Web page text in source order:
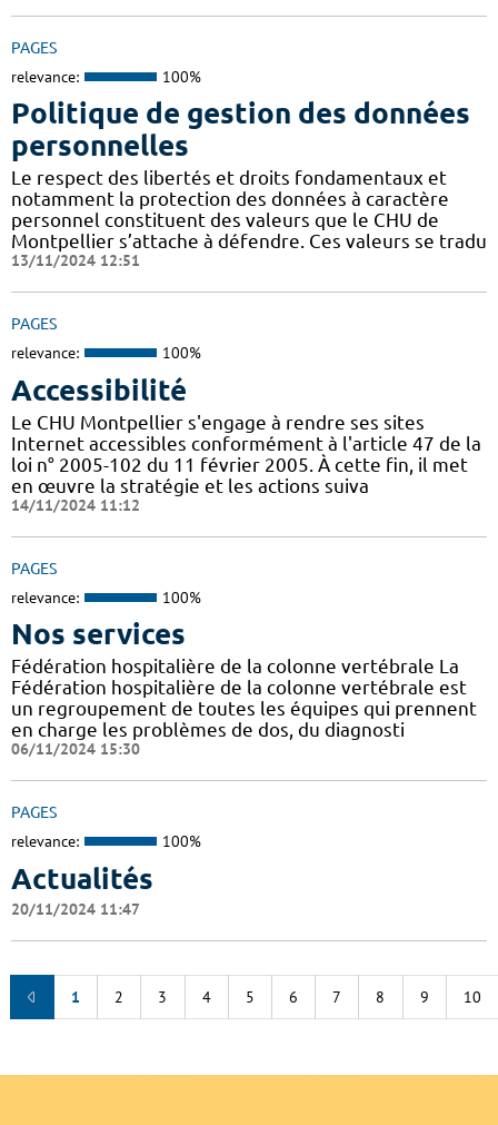
PAGES
relevance: 100%
Politique de gestion des données
personnelles
Le respect des libertés et droits fondamentaux et
notamment la protection des données à caractère
personnel constituent des valeurs que le CHU de
Montpellier s’attache à défendre. Ces valeurs se tradu
13/11/2024 12:51
PAGES
relevance: 100%
Accessibilité
Le CHU Montpellier s'engage à rendre ses sites
Internet accessibles conformément à l'article 47 de la
loi n° 2005-102 du 11 février 2005. À cette fin, il met
en œuvre la stratégie et les actions suiva
14/11/2024 11:12
PAGES
relevance: 100%
Nos services
Fédération hospitalière de la colonne vertébrale La
Fédération hospitalière de la colonne vertébrale est
un regroupement de toutes les équipes qui prennent
en charge les problèmes de dos, du diagnosti
06/11/2024 15:30
PAGES
relevance: 100%
Actualités
20/11/2024 11:47
1 2 3 4 5 6 7 8 9 10